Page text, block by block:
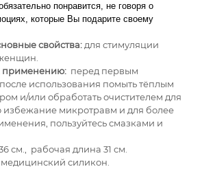
понравится, не говоря о
которые Вы подарите своему
свойства:для стимуляции
применению: перед первым
использования помыть тёплым
и/или обработать очистителем для
избежание микротравм и для более
пользуйтесь смазками и
см., рабочая длина 31 см.
медицинский силикон.